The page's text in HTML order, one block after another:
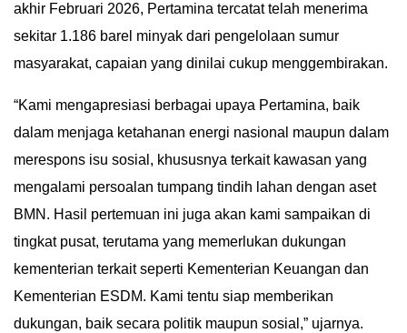
akhir Februari 2026, Pertamina tercatat telah menerima
sekitar 1.186 barel minyak dari pengelolaan sumur
masyarakat, capaian yang dinilai cukup menggembirakan.
“Kami mengapresiasi berbagai upaya Pertamina, baik
dalam menjaga ketahanan energi nasional maupun dalam
merespons isu sosial, khususnya terkait kawasan yang
mengalami persoalan tumpang tindih lahan dengan aset
BMN. Hasil pertemuan ini juga akan kami sampaikan di
tingkat pusat, terutama yang memerlukan dukungan
kementerian terkait seperti Kementerian Keuangan dan
Kementerian ESDM. Kami tentu siap memberikan
dukungan, baik secara politik maupun sosial,” ujarnya.